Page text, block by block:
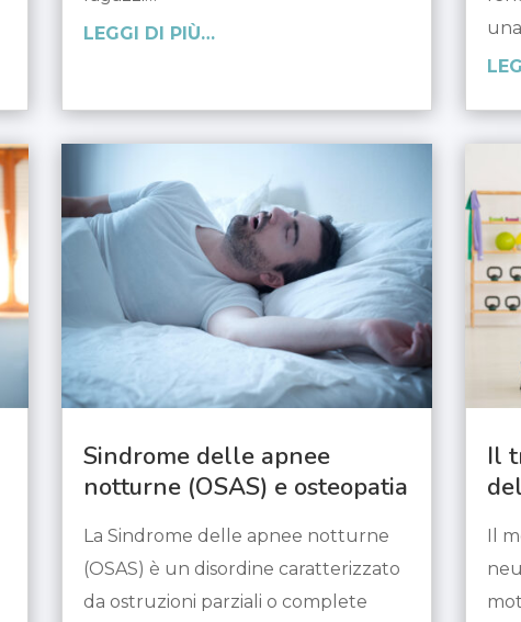
LEGGI DI PIÙ…
Sindrome delle apnee
notturne (OSAS) e osteopatia
La Sindrome delle apnee notturne
(OSAS) è un disordine caratterizzato
da ostruzioni parziali o complete
Il
Il